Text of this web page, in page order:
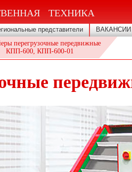
ТЕХНИКА
представители ВАКАНСИИ
перегрузочные передвижные
КПП-600, КПП-600-01